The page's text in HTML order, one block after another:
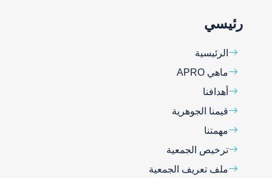
رئيسي
الرئيسية
ماهي APRO
أهدافنا
قيمنا الجوهرية
مهمتنا
ترخيص الجمعية
ملف تعريف الجمعية